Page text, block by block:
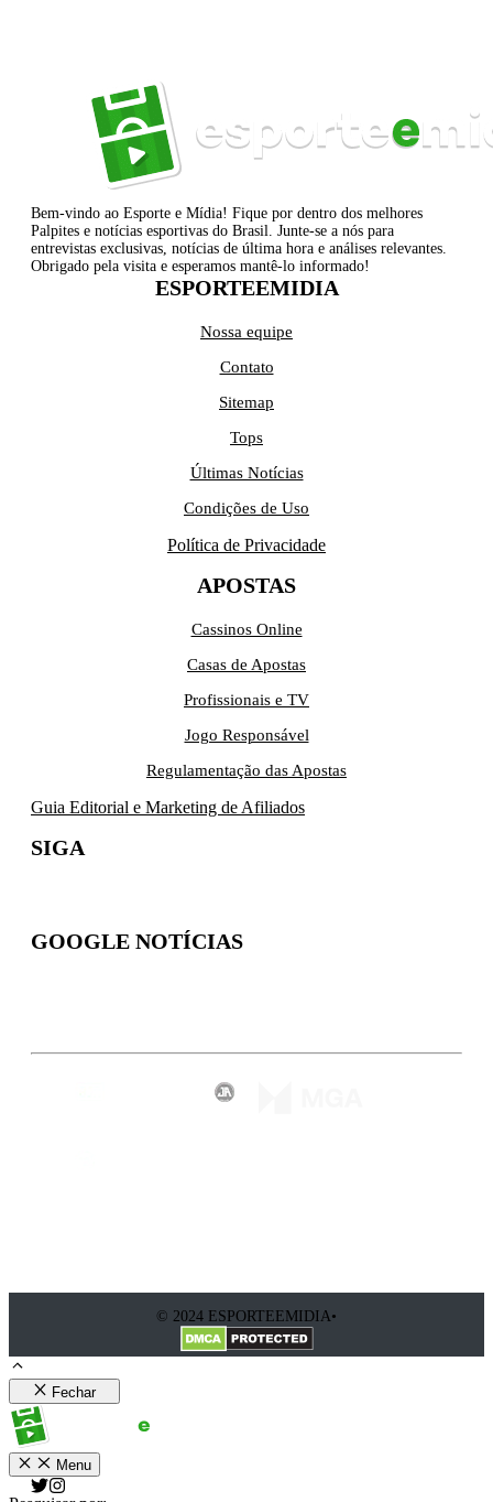
Bem-vindo ao Esporte e Mídia! Fique por dentro dos melhores
Palpites e notícias esportivas do Brasil. Junte-se a nós para
entrevistas exclusivas, notícias de última hora e análises relevantes.
Obrigado pela visita e esperamos mantê-lo informado!
ESPORTEEMIDIA
Nossa equipe
Contato
Sitemap
Tops
Últimas Notícias
Condições de Uso
Política de Privacidade
APOSTAS
Cassinos Online
Casas de Apostas
Profissionais e TV
Jogo Responsável
Regulamentação das Apostas
Guia Editorial e Marketing de Afiliados
SIGA
GOOGLE NOTÍCIAS
© 2024 ESPORTEEMIDIA•
Fechar
Menu